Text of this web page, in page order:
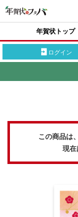
年賀状トップ
ログイン
この商品は
現在